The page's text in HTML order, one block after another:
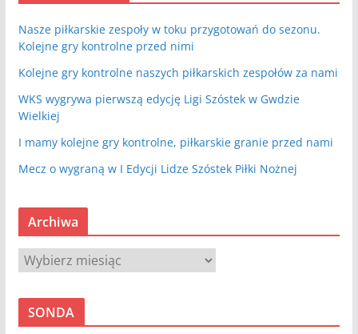
Nasze piłkarskie zespoły w toku przygotowań do sezonu.
Kolejne gry kontrolne przed nimi
Kolejne gry kontrolne naszych piłkarskich zespołów za nami
WKS wygrywa pierwszą edycję Ligi Szóstek w Gwdzie
Wielkiej
I mamy kolejne gry kontrolne, piłkarskie granie przed nami
Mecz o wygraną w I Edycji Lidze Szóstek Piłki Nożnej
Archiwa
A
r
c
SONDA